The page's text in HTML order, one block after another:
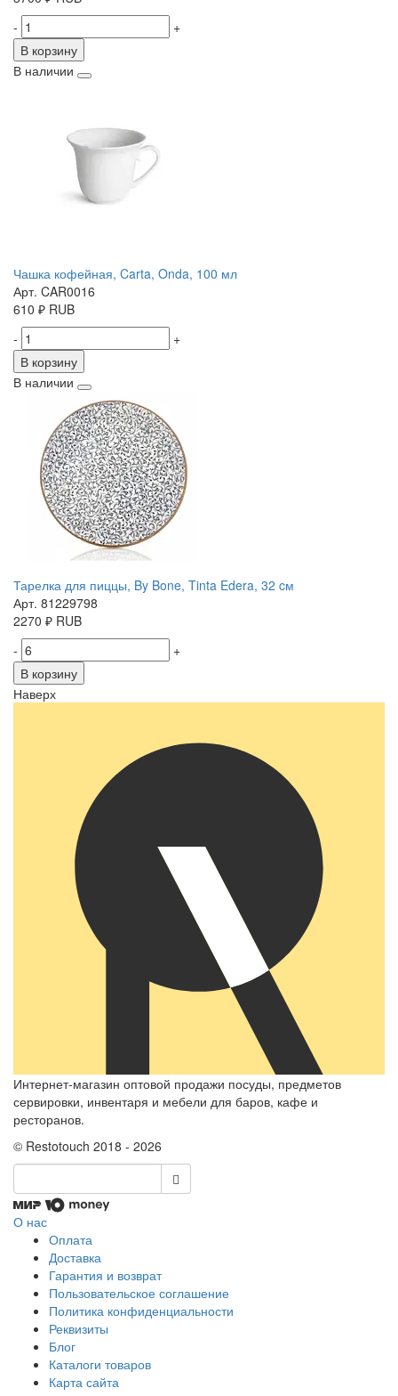
-
+
В корзину
В наличии
Чашка кофейная, Carta, Onda, 100 мл
Арт. CAR0016
610 ₽ RUB
-
+
В корзину
В наличии
Тарелка для пиццы, By Bone, Tinta Edera, 32 cм
Арт. 81229798
2270 ₽ RUB
-
+
В корзину
Наверх
Интернет-магазин оптовой продажи посуды, предметов
сервировки, инвентаря и мебели для баров, кафе и
ресторанов.
© Restotouch 2018 - 2026
О нас
Оплата
Доставка
Гарантия и возврат
Пользовательское соглашение
Политика конфиденциальности
Реквизиты
Блог
Каталоги товаров
Карта сайта